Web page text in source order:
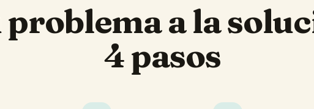
problema a la
4 pasos